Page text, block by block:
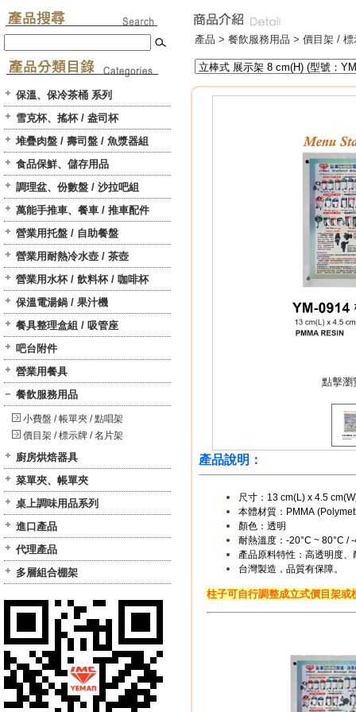
保溫、保冷茶桶 系列
雪克杯、搖杯 / 盎司杯
堆疊肉盤 / 壽司盤 / 魚漿器組
食品保鮮、儲存用品
調理盆、份數盤 / 沙拉吧組
萬能手推車、餐車 / 推車配件
營業用托盤 / 自助餐盤
營業用耐熱冷水壺 / 茶壺
營業用水杯 / 飲料杯 / 咖啡杯
保溫電湯鍋 / 果汁機
餐具整理盒組 / 吸管座
吧台附件
營業用餐具
餐飲服務用品
小費盤 / 帳單夾 / 點唱架
價目架 / 標示牌 / 名片架
廚房烘焙器具
菜單夾、帳單夾
桌上調味用品系列
進口產品
代理產品
多層組合棚架
產品 > 餐飲服務用品 > 價目架 /
點擊瀏
產品說明：
尺寸 ： 13 cm(L) x 4.5
本體材質：PMMA
顏色：透明
耐熱溫度：-20°C ~ 80°C /
產品原料特性：高透明度
台灣製造，品質有保障。
柱子可自行調整成立式價目架